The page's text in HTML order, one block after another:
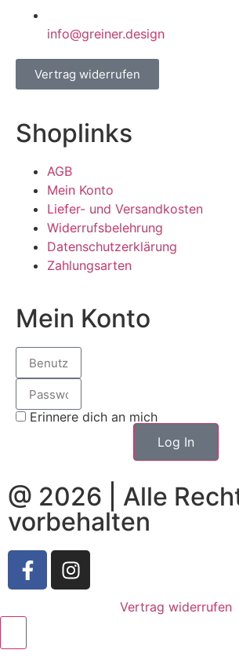
info@greiner.design
Vertrag widerrufen
Shoplinks
AGB
Mein Konto
Liefer- und Versandkosten
Widerrufsbelehrung
Datenschutzerklärung
Zahlungsarten
Mein Konto
Erinnere dich an mich
Log In
@ 2026 | Alle
vorbehalten
Vertrag widerrufen